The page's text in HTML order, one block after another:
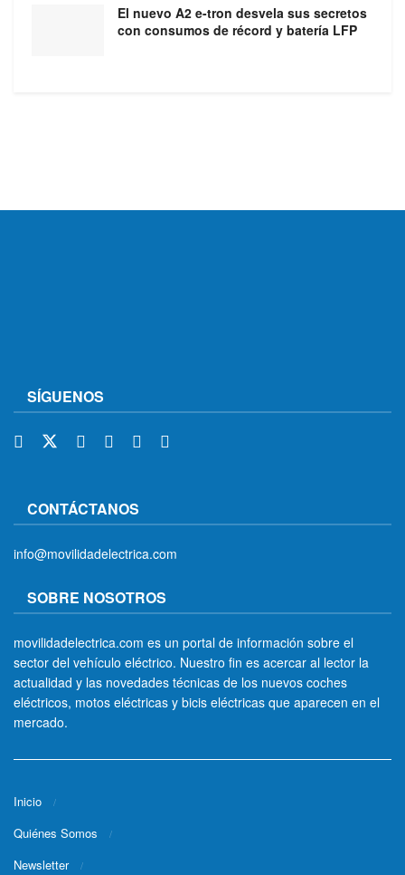
El nuevo A2 e-tron desvela sus secretos
con consumos de récord y batería LFP
SÍGUENOS
CONTÁCTANOS
info@movilidadelectrica.com
SOBRE NOSOTROS
movilidadelectrica.com es un portal de información sobre el
sector del vehículo eléctrico. Nuestro fin es acercar al lector la
actualidad y las novedades técnicas de los nuevos coches
eléctricos, motos eléctricas y bicis eléctricas que aparecen en el
mercado.
Inicio
Quiénes Somos
Newsletter